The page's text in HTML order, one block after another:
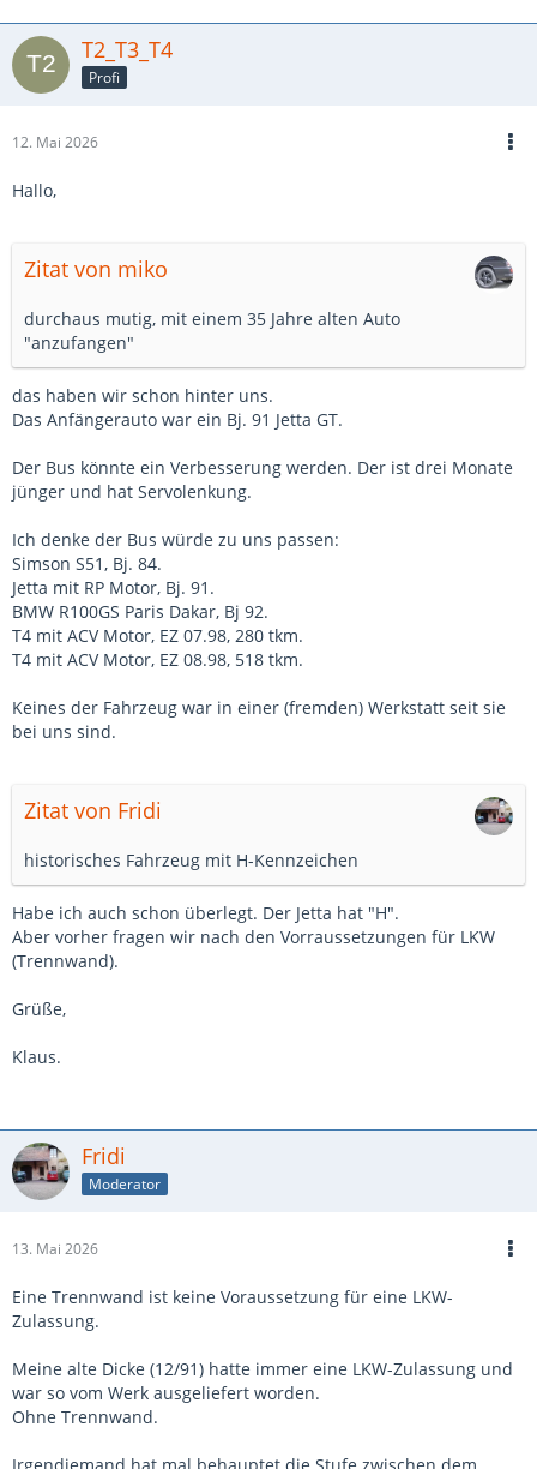
T2_T3_T4
Profi
12. Mai 2026
Hallo,
Zitat von miko
durchaus mutig, mit einem 35 Jahre alten Auto
"anzufangen"
das haben wir schon hinter uns.
Das Anfängerauto war ein Bj. 91 Jetta GT.
Der Bus könnte ein Verbesserung werden. Der ist drei Monate
jünger und hat Servolenkung.
Ich denke der Bus würde zu uns passen:
Simson S51, Bj. 84.
Jetta mit RP Motor, Bj. 91.
BMW R100GS Paris Dakar, Bj 92.
T4 mit ACV Motor, EZ 07.98, 280 tkm.
T4 mit ACV Motor, EZ 08.98, 518 tkm.
Keines der Fahrzeug war in einer (fremden) Werkstatt seit sie
bei uns sind.
Zitat von Fridi
historisches Fahrzeug mit H-Kennzeichen
Habe ich auch schon überlegt. Der Jetta hat "H".
Aber vorher fragen wir nach den Vorraussetzungen für LKW
(Trennwand).
Grüße,
Klaus.
Fridi
Moderator
13. Mai 2026
Eine Trennwand ist keine Voraussetzung für eine LKW-
Zulassung.
Meine alte Dicke (12/91) hatte immer eine LKW-Zulassung und
war so vom Werk ausgeliefert worden.
Ohne Trennwand.